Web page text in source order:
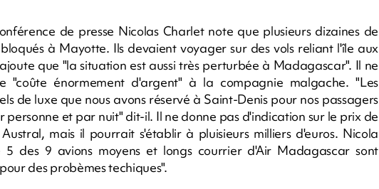
de presse Nicolas Charlet note que plusieurs dizaines de
à Mayotte. Ils devaient voyager sur des vols reliant l'île aux
que "la situation est aussi très perturbée à Madagascar". Il ne
"coûte énormement d'argent" à la compagnie malgache. "Les
de luxe que nous avons réservé à Saint-Denis pour nos passagers
personne et par nuit" dit-il. Il ne donne pas d'indication sur le prix de
mais il pourrait s'établir à pluisieurs milliers d'euros. Nicola
5 des 9 avions moyens et longs courrier d'Air Madagascar sont
des probèmes techiques".